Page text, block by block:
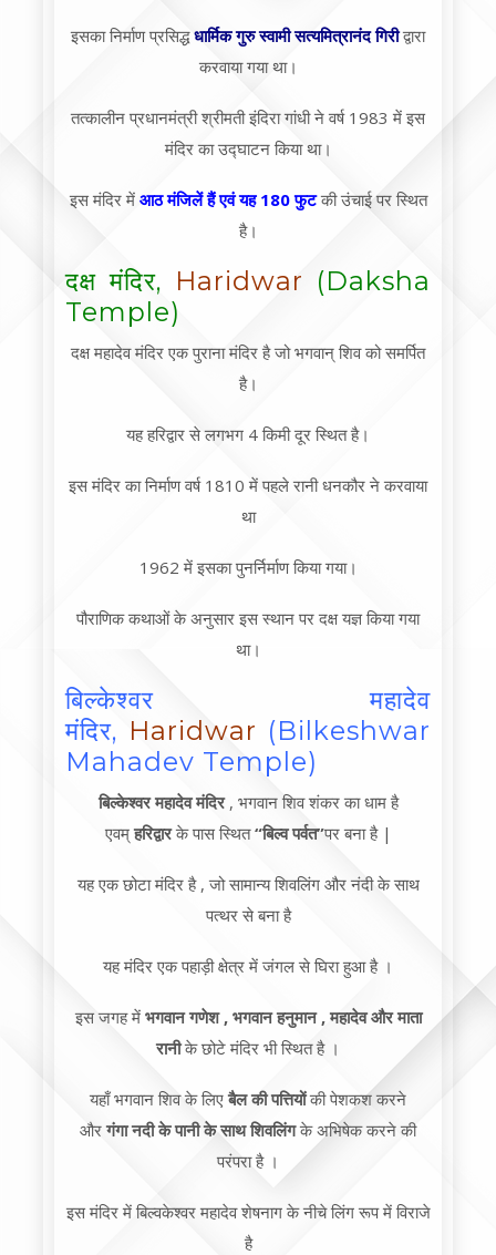
इसका निर्माण प्रसिद्धधार्मिक गुरु स्वामी सत्यमित्रानंद गिरी द्वारा
करवाया गया था।
तत्कालीन प्रधानमंत्री श्रीमती इंदिरा गांधी ने वर्ष 1983 में इस
मंदिर का उद्घाटन किया था।
इस मंदिर में आठ मंजिलें हैं एवं यह 180 फुटकी उंचाई पर स्थित
है।
दक्ष मंदिर, Haridwar (Daksha
Temple)
दक्ष महादेव मंदिर एक पुराना मंदिर है जो भगवान् शिव को समर्पित
है।
यह हरिद्वार से लगभग 4 किमी दूर स्थित है।
इस मंदिर का निर्माण वर्ष 1810 में पहले रानी धनकौर ने करवाया
था
1962 में इसका पुनर्निर्माण किया गया।
पौराणिक कथाओं के अनुसार इस स्थान पर दक्ष यज्ञ किया गया
था।
बिल्केश्वर महादेव
मंदिर, Haridwar (Bilkeshwar
Mahadev Temple)
बिल्केश्वर महादेव मंदिर, भगवान शिव शंकर का धाम है
एवम्हरिद्वारके पास स्थित“बिल्व पर्वत”पर बना है |
यह एक छोटा मंदिर है , जो सामान्य शिवलिंग और नंदी के साथ
पत्थर से बना है
यह मंदिर एक पहाड़ी क्षेत्र में जंगल से घिरा हुआ है ।
इस जगह मेंभगवान गणेश , भगवान हनुमान , महादेव और माता
रानीके छोटे मंदिर भी स्थित है ।
यहाँ भगवान शिव के लिएबैल की पत्तियोंकी पेशकश करने
औरगंगा नदी के पानी के साथ शिवलिंगके अभिषेक करने की
परंपरा है ।
इस मंदिर में बिल्वकेश्वर महादेव शेषनाग के नीचे लिंग रूप में विराजे
है